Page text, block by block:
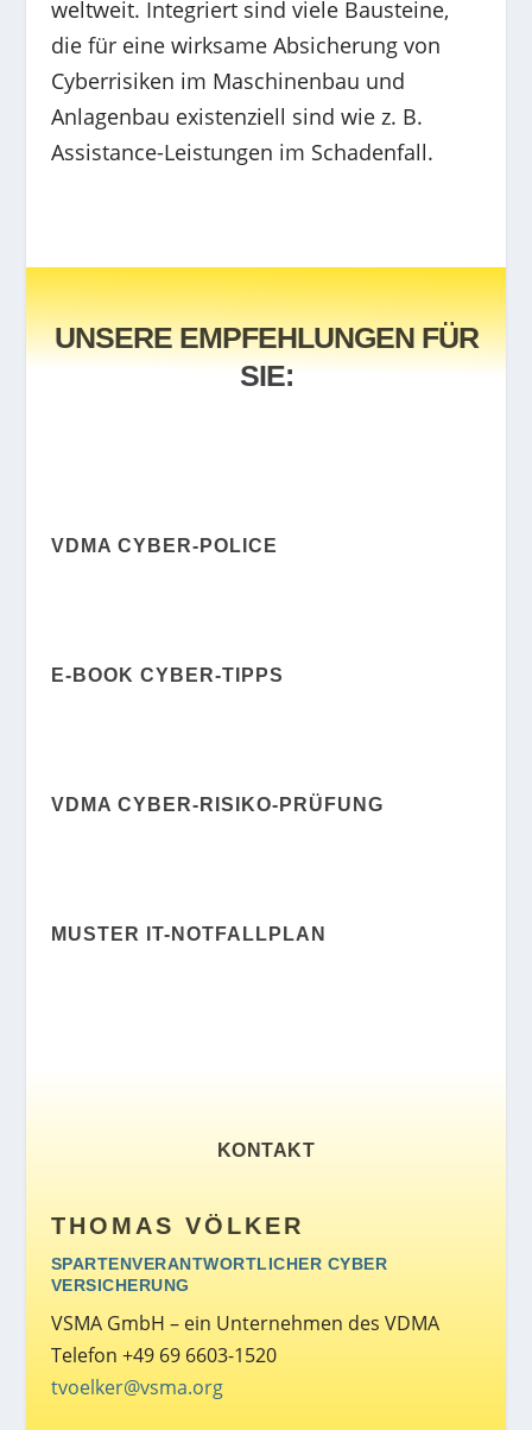
weltweit. Integriert sind viele Bausteine,
die für eine wirksame Absicherung von
Cyberrisiken im Maschinenbau und
Anlagenbau existenziell sind wie z. B.
Assistance-Leistungen im Schadenfall.
UNSERE EMPFEHLUNGEN FÜR
SIE:
VDMA CYBER-POLICE
E-BOOK CYBER-TIPPS
VDMA CYBER-RISIKO-PRÜFUNG
MUSTER IT-NOTFALLPLAN
KONTAKT
THOMAS VÖLKER
SPARTENVERANTWORTLICHER CYBER
VERSICHERUNG
VSMA GmbH – ein Unternehmen des VDMA
Telefon +49 69 6603-1520
tvoelker@vsma.org